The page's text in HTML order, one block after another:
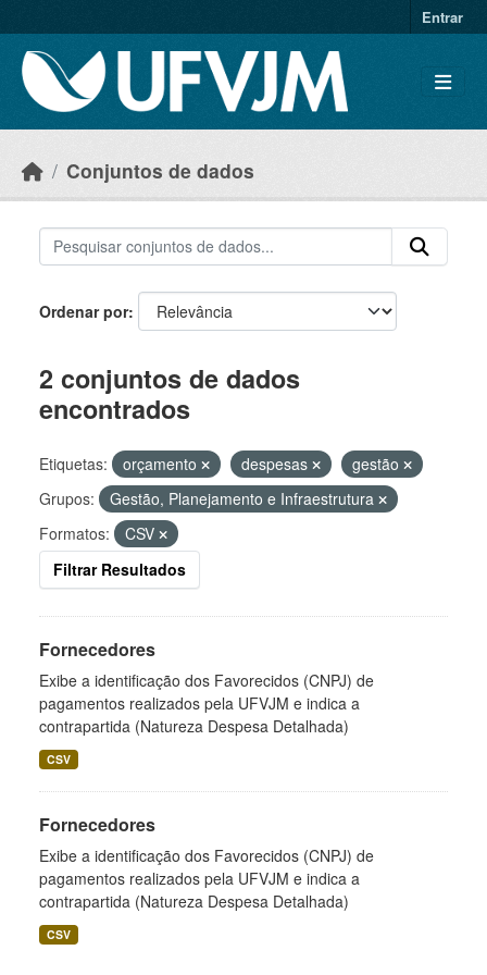
Entrar
Conjuntos de dados
Ordenar por
2 conjuntos de dados
encontrados
Etiquetas: orçamento despesas
gestão
Grupos:
Gestão, Planejamento e Infraestrutura
Formatos:
CSV
Filtrar Resultados
Fornecedores
Exibe a identificação dos Favorecidos (CNPJ) de
pagamentos realizados pela UFVJM e indica a
contrapartida (Natureza Despesa Detalhada)
CSV
Fornecedores
Exibe a identificação dos Favorecidos (CNPJ) de
pagamentos realizados pela UFVJM e indica a
contrapartida (Natureza Despesa Detalhada)
CSV